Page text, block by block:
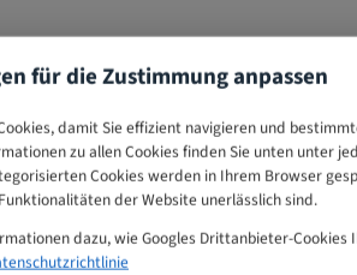
für die Zustimmung anpassen
damit Sie effizient navigieren und
zu allen Cookies finden Sie unten unter
Cookies werden in Ihrem Browser
der Website unerlässlich sind.
dazu, wie Googles Drittanbieter-Cookies